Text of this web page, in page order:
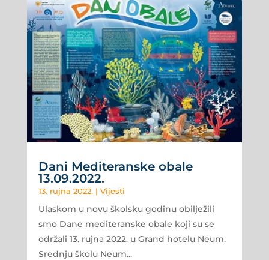
Dani Mediteranske obale
13.09.2022.
13. rujna 2022.| Vijesti
Ulaskom u novu školsku godinu obilježili
smo Dane mediteranske obale koji su se
održali 13. rujna 2022. u Grand hotelu Neum.
Srednju školu Neum...